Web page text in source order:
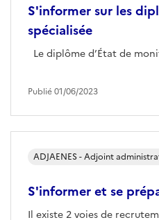
S'informer sur les
spécialisée
Le diplôme d’État de
Publié 01/06/2023
S'informer et se
Il existe 2 voies de
ADJAENES - Adjoint